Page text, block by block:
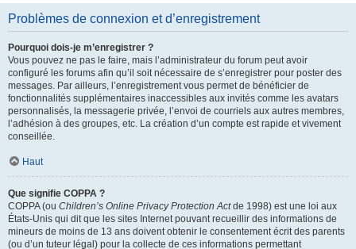
Problèmes de connexion et d’enregistrement
Pourquoi dois-je m’enregistrer ?
Vous pouvez ne pas le faire, mais l’administrateur du forum peut avoir
configuré les forums afin qu’il soit nécessaire de s’enregistrer pour poster des
messages. Par ailleurs, l’enregistrement vous permet de bénéficier de
fonctionnalités supplémentaires inaccessibles aux invités comme les avatars
personnalisés, la messagerie privée, l’envoi de courriels aux autres membres,
l’adhésion à des groupes, etc. La création d’un compte est rapide et vivement
conseillée.
Haut
Que signifie COPPA ?
COPPA (ou Children’s Online Privacy Protection Actde 1998) est une loi aux
États-Unis qui dit que les sites Internet pouvant recueillir des informations de
mineurs de moins de 13 ans doivent obtenir le consentement écrit des parents
(ou d’un tuteur légal) pour la collecte de ces informations permettant